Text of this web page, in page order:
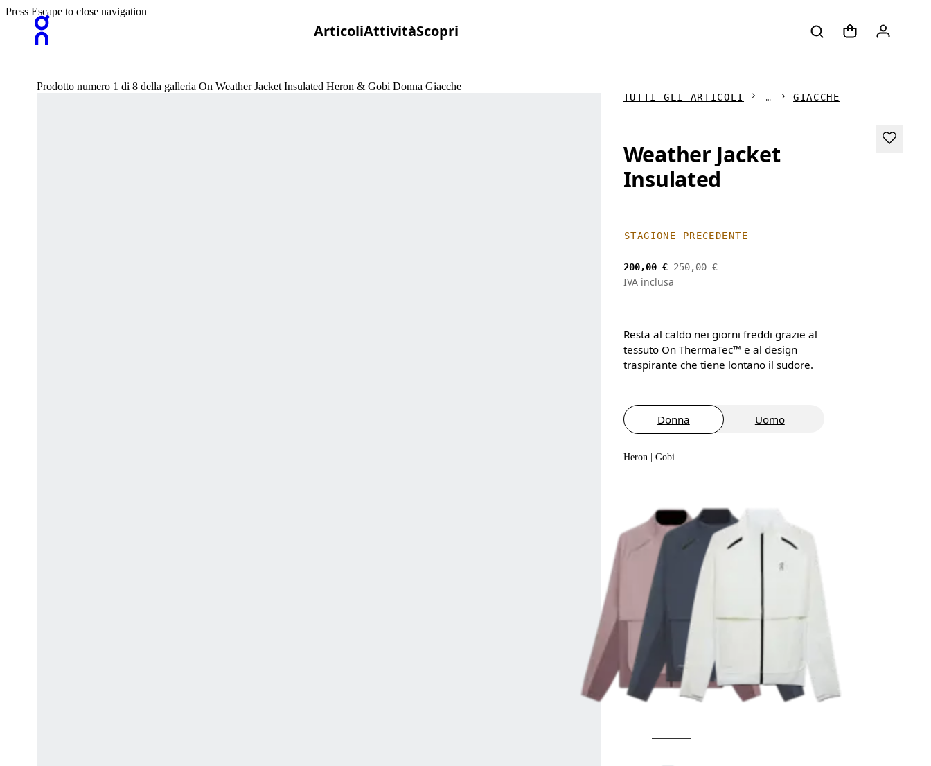
ArticoliAttivitàScopri
Press Escape to close navigation
Prodotto numero 1 di 8 della galleria On Weather Jacket Insulated Heron & Gobi Donna Giacche
TUTTI GLI ARTICOLI GIACCHE
Weather Jacket
Insulated
STAGIONE PRECEDENTE
200,00 € 250,00 €
IVA inclusa
Resta al caldo nei giorni freddi grazie al
tessuto On ThermaTec™ e al design
traspirante che tiene lontano il sudore.
Donna Uomo
Heron | Gobi